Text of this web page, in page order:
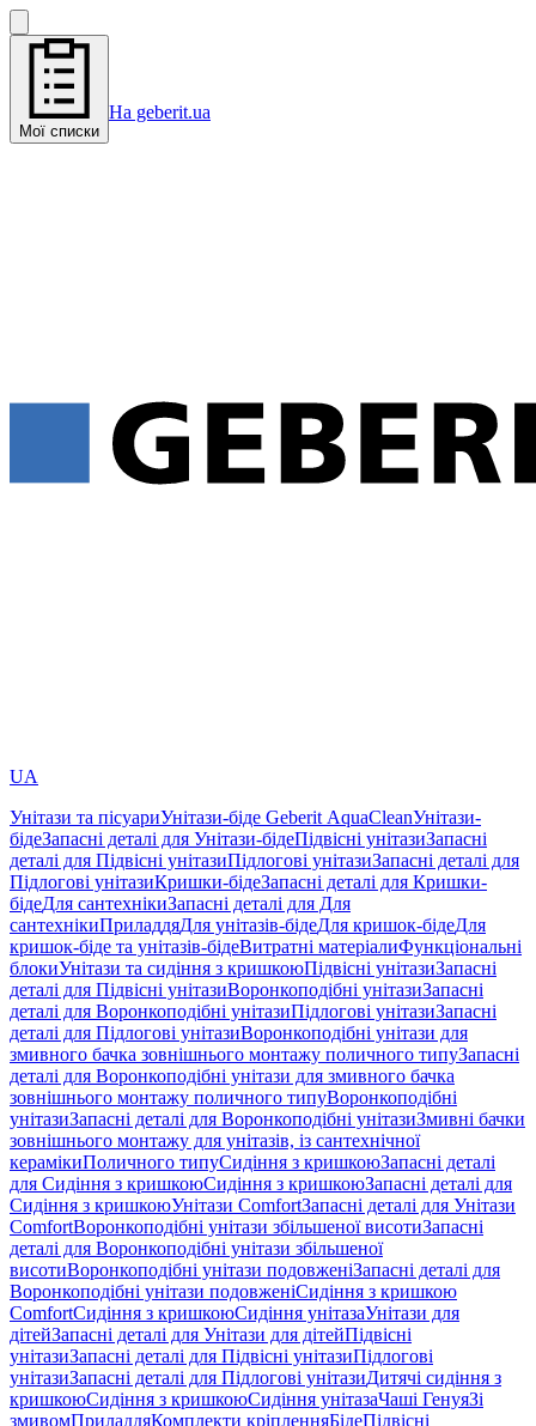
Мої списки
На geberit.ua
UA
Унітази та пісуариУнітази-біде Geberit AquaCleanУнітази-
бідеЗапасні деталі для Унітази-бідеПідвісні унітазиЗапасні
деталі для Підвісні унітазиПідлогові унітазиЗапасні деталі для
Підлогові унітазиКришки-бідеЗапасні деталі для Кришки-
бідеДля сантехнікиЗапасні деталі для Для
сантехнікиПриладдяДля унітазів-бідеДля кришок-бідеДля
кришок-біде та унітазів-бідеВитратні матеріалиФункціональні
блокиУнітази та сидіння з кришкоюПідвісні унітазиЗапасні
деталі для Підвісні унітазиВоронкоподібні унітазиЗапасні
деталі для Воронкоподібні унітазиПідлогові унітазиЗапасні
деталі для Підлогові унітазиВоронкоподібні унітази для
змивного бачка зовнішнього монтажу поличного типуЗапасні
деталі для Воронкоподібні унітази для змивного бачка
зовнішнього монтажу поличного типуВоронкоподібні
унітазиЗапасні деталі для Воронкоподібні унітазиЗмивні бачки
зовнішнього монтажу для унітазів, із сантехнічної
керамікиПоличного типуСидіння з кришкоюЗапасні деталі
для Сидіння з кришкоюСидіння з кришкоюЗапасні деталі для
Сидіння з кришкоюУнітази ComfortЗапасні деталі для Унітази
ComfortВоронкоподібні унітази збільшеної висотиЗапасні
деталі для Воронкоподібні унітази збільшеної
висотиВоронкоподібні унітази подовженіЗапасні деталі для
Воронкоподібні унітази подовженіСидіння з кришкою
ComfortСидіння з кришкоюСидіння унітазаУнітази для
дітейЗапасні деталі для Унітази для дітейПідвісні
унітазиЗапасні деталі для Підвісні унітазиПідлогові
унітазиЗапасні деталі для Підлогові унітазиДитячі сидіння з
кришкоюСидіння з кришкоюСидіння унітазаЧаші ГенуяЗі
змивомПриладдяКомплекти кріпленняБідеПідвісні